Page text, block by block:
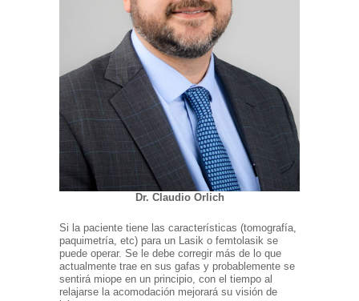
Dr. Claudio Orlich
Si la paciente tiene las características (tomografía,
paquimetría, etc) para un Lasik o femtolasik se
puede operar. Se le debe corregir más de lo que
actualmente trae en sus gafas y probablemente se
sentirá miope en un principio, con el tiempo al
relajarse la acomodación mejorará su visión de